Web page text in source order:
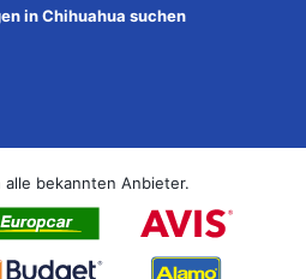
in Chihuahua suchen
alle bekannten Anbieter.